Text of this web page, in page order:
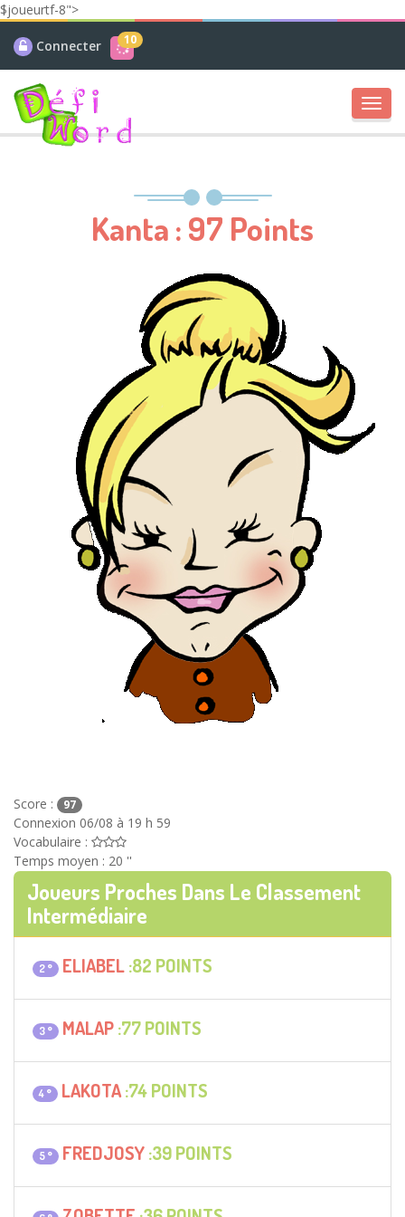
$joueurtf-8">
Connecter 10
Kanta : 97 Points
Score : 97
Connexion 06/08 à 19 h 59
Vocabulaire :
Temps moyen : 20 ''
Joueurs Proches Dans Le Classement
Intermédiaire
2 ° ELIABEL:82 POINTS
3 ° MALAP:77 POINTS
4 ° LAKOTA:74 POINTS
5 ° FREDJOSY:39 POINTS